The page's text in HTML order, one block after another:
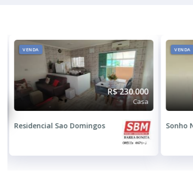
VENDA
R$ 230.000
Casa
Residencial Sao Domingos
VENDA
Sonho